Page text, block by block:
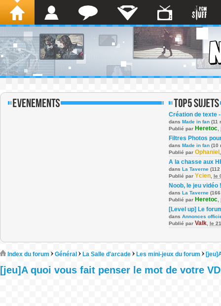
Création de texte
dans Made in fan (11
Publié par Heretoc
Filtres Photos
dans Made in fan (10
Publié par Ophaniel
A la chasse aux
dans La Taverne
Publié par Ycien le
Noob, le jeu vidéo !
dans La Taverne
Publié par Heretoc
[Level up] Le
dans Annonces
Publié par Valk le
Index du forum Général La Salle d'arcade Les mini-jeux du forum
[jeu]A quoi vous fait penser le mot de votre